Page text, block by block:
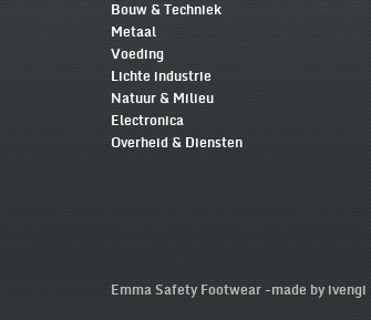
Bouw & Techniek
Metaal
Voeding
Lichte industrie
Natuur & Milieu
Electronica
Overheid & Diensten
Emma Safety Footwear -made by ivengi